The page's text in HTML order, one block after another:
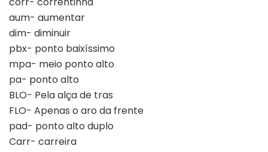
aum- aumentar
dim- diminuir
pbx- ponto baixíssimo
mpa- meio ponto alto
pa- ponto alto
BLO- Pela alça de tras
FLO- Apenas o aro da frente
pad- ponto alto duplo
Carr- carreira